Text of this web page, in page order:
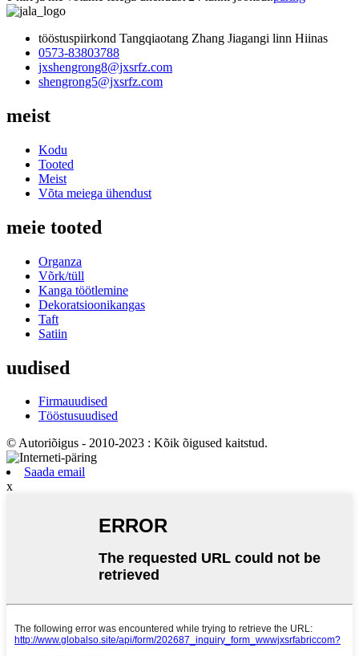
tööstuspiirkond Tangqiaotang Zhang Jiagangi linn Hiinas
0573-83803788
jxshengrong8@jxsrfz.com
shengrong5@jxsrfz.com
meist
Kodu
Tooted
Meist
Võta meiega ühendust
meie tooted
Organza
Võrk/tüll
Kanga töötlemine
Dekoratsioonikangas
Taft
Satiin
uudised
Firmauudised
Tööstusuudised
© Autoriõigus - 2010-2023 : Kõik õigused kaitstud.
Saada email
x